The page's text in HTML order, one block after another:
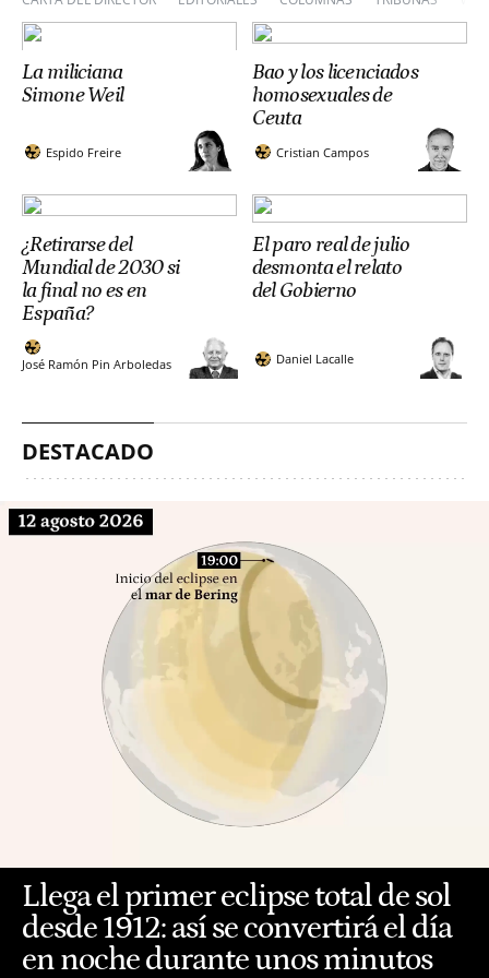
La miliciana
Simone Weil
Espido Freire
Bao y los licenciados
homosexuales de
Ceuta
Cristian Campos
¿Retirarse del
Mundial de 2030 si
la final no es en
España?
José Ramón Pin Arboledas
El paro real de julio
desmonta el relato
del Gobierno
Daniel Lacalle
DESTACADO
Llega el primer eclipse total de sol
desde 1912: así se convertirá el día
en noche durante unos minutos